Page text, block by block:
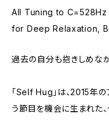
All Tuning to
for Deep Relaxation,
過去の自分も抱きしめなが
「Self Hug」は、2015年
う節目を機会に生まれた